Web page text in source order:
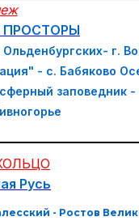
ПРОСТОРЫ
г.
- с. Бабяково
заповедник
Русь
- Ростов